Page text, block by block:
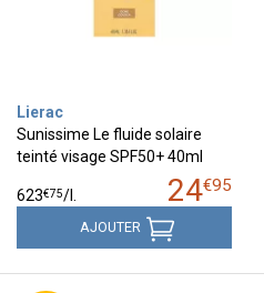
Lierac
Sunissime Le fluide solaire
teinté visage SPF50+ 40ml
24€95
623€75/
AJOUTER